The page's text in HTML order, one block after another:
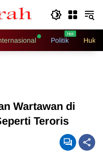
Politik
Wartawan di
Teroris